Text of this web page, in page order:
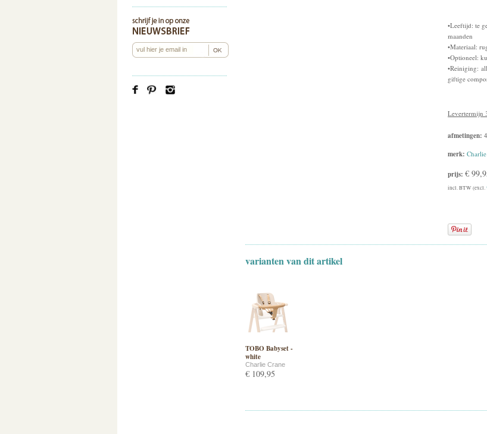
•Leeftijd: te
maanden
•Materiaal:
•Optioneel:
•Reiniging:
giftige
Levertermijn
afmetingen:
merk:
prijs: €
incl. BTW (excl.
varianten van dit artikel
TOBO Babyset -
white
Charlie Crane
€ 109,95